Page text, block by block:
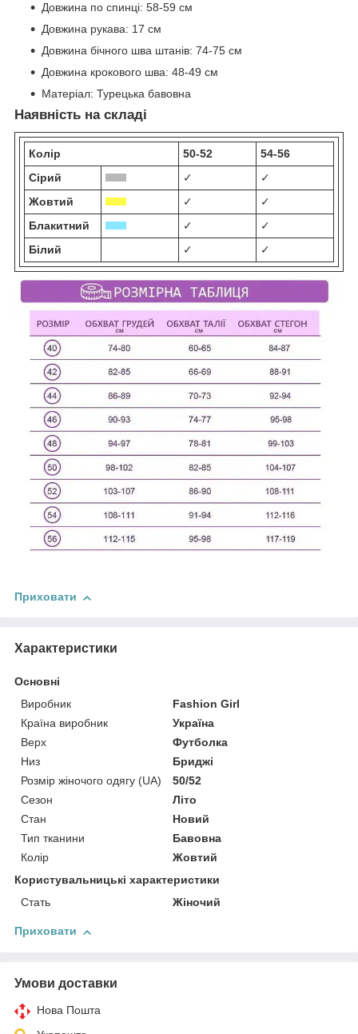
Довжина по спинці: 58-59 см
Довжина рукава: 17 см
Довжина бічного шва штанів: 74-75 см
Довжина крокового шва: 48-49 см
Матеріал: Турецька бавовна
Наявність на складі
Колір 50-52
54-56
Сірий
✓
✓
Жовтий
✓
✓
Блакитний
✓
✓
Білий
✓ ✓
Приховати
Характеристики
Основні
Виробник
Fashion Girl
Країна виробник
Україна
Верх
Футболка
Низ
Бриджі
Розмір жіночого одягу (UA)
50/52
Сезон
Літо
Стан
Новий
Тип тканини
Бавовна
Колір
Жовтий
Користувальницькі характеристики
Стать
Жіночий
Приховати
Умови доставки
Нова Пошта